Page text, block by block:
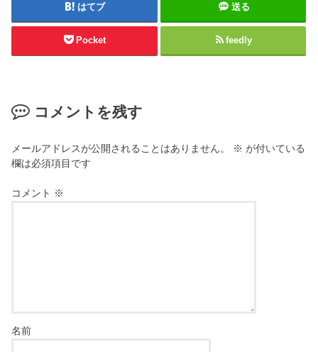
はてブ 送る
Pocket feedly
コメントを残す
メールアドレスが公開されることはありません。 ※ が付いている
欄は必須項目です
コメント ※
名前